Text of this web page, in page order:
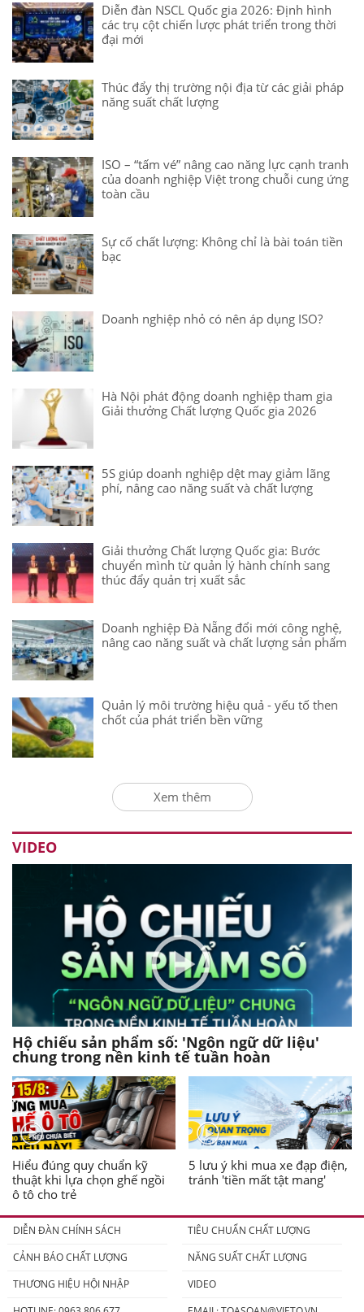
Diễn đàn NSCL Quốc gia 2026: Định hình
các trụ cột chiến lược phát triển trong thời
đại mới
Thúc đẩy thị trường nội địa từ các giải pháp
năng suất chất lượng
ISO – “tấm vé” nâng cao năng lực cạnh tranh
của doanh nghiệp Việt trong chuỗi cung ứng
toàn cầu
Sự cố chất lượng: Không chỉ là bài toán tiền
bạc
Doanh nghiệp nhỏ có nên áp dụng ISO?
Hà Nội phát động doanh nghiệp tham gia
Giải thưởng Chất lượng Quốc gia 2026
5S giúp doanh nghiệp dệt may giảm lãng
phí, nâng cao năng suất và chất lượng
Giải thưởng Chất lượng Quốc gia: Bước
chuyển mình từ quản lý hành chính sang
thúc đẩy quản trị xuất sắc
Doanh nghiệp Đà Nẵng đổi mới công nghệ,
nâng cao năng suất và chất lượng sản phẩm
Quản lý môi trường hiệu quả - yếu tố then
chốt của phát triển bền vững
Xem thêm
VIDEO
Hộ chiếu sản phẩm số: 'Ngôn ngữ dữ liệu'
chung trong nền kinh tế tuần hoàn
Hiểu đúng quy chuẩn kỹ
thuật khi lựa chọn ghế ngồi
ô tô cho trẻ
5 lưu ý khi mua xe đạp điện,
tránh 'tiền mất tật mang'
DIỄN ĐÀN CHÍNH SÁCH
TIÊU CHUẨN CHẤT LƯỢNG
CẢNH BÁO CHẤT LƯỢNG
NĂNG SUẤT CHẤT LƯỢNG
THƯƠNG HIỆU HỘI NHẬP
VIDEO